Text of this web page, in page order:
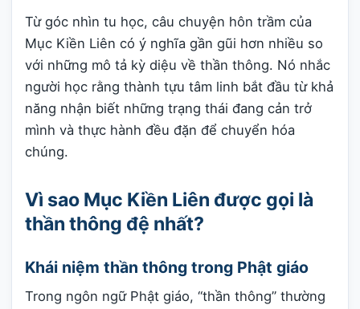
Từ góc nhìn tu học, câu chuyện hôn trầm của
Mục Kiền Liên có ý nghĩa gần gũi hơn nhiều so
với những mô tả kỳ diệu về thần thông. Nó nhắc
người học rằng thành tựu tâm linh bắt đầu từ khả
năng nhận biết những trạng thái đang cản trở
mình và thực hành đều đặn để chuyển hóa
chúng.
Vì sao Mục Kiền Liên được gọi là
thần thông đệ nhất?
Khái niệm thần thông trong Phật giáo
Trong ngôn ngữ Phật giáo, “thần thông” thường